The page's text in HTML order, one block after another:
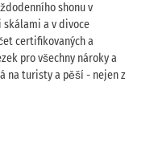
shonu v
a v divoce
certifikovaných a
pro všechny nároky a
na turisty a pěší - nejen z